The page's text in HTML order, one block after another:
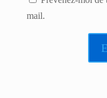
mail.